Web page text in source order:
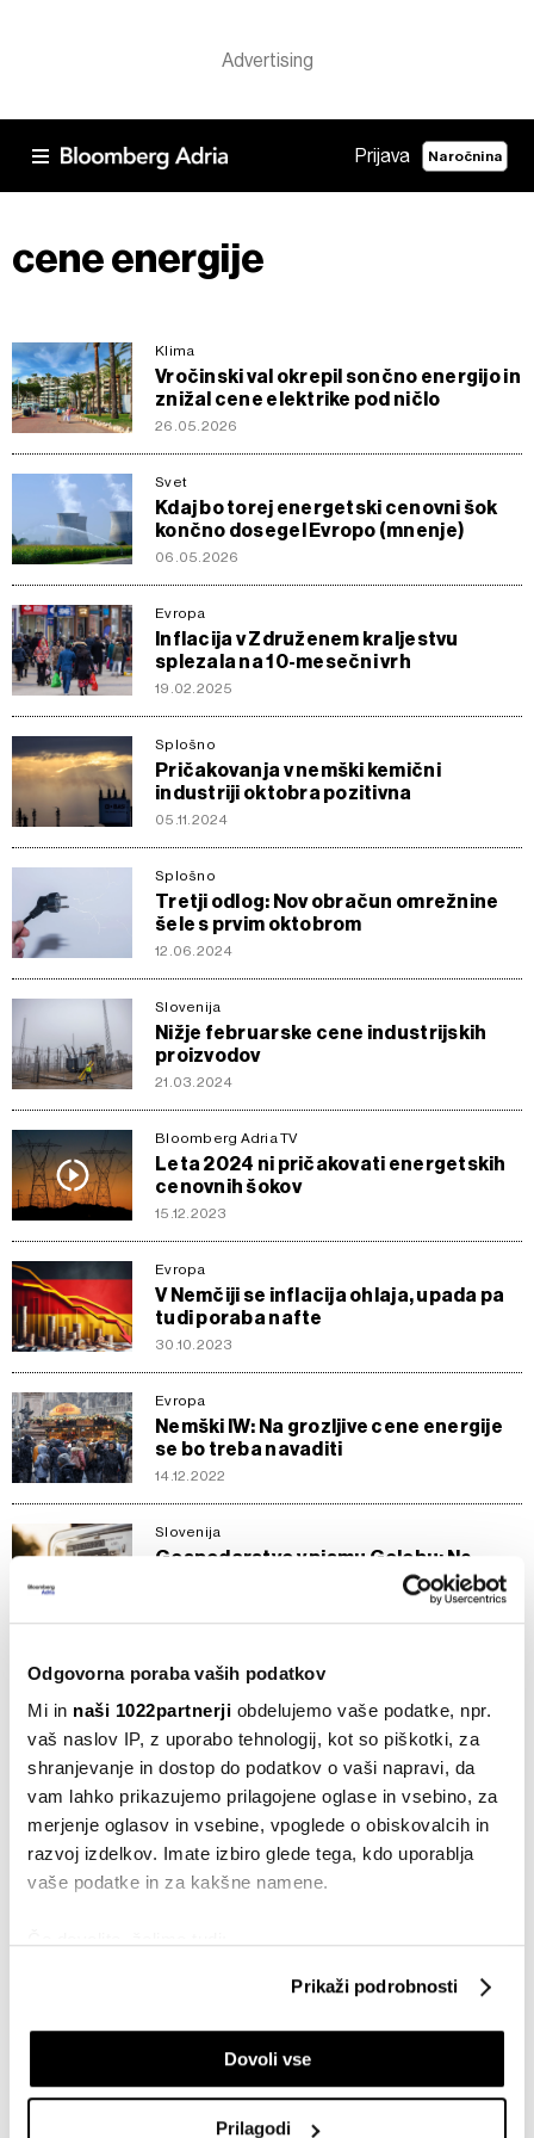
Odgovorna poraba vaših podatkov
Mi in naši 1022partnerji obdelujemo vaše podatke, npr.
vaš naslov IP, z uporabo tehnologij, kot so piškotki, za
shranjevanje in dostop do podatkov o vaši napravi, da
vam lahko prikazujemo prilagojene oglase in vsebino, za
merjenje oglasov in vsebine, vpoglede o obiskovalcih in
razvoj izdelkov. Imate izbiro glede tega, kdo uporablja
vaše podatke in za kakšne namene.
Identificirati napravo z aktivnim preverjanjem
lastnosti (odčitavanje prstnih odtisov)
Poglejte si še, kako se obdelujejo vaši osebni podatki in
nastavite svoje preference vrazdelku o podrobnostih
Prikaži podrobnosti
Dovoli vse
Prilagodi
Prijava Naročnina
cene energije
Klima
Vročinski val okrepil sončno energijo in
znižal cene elektrike pod ničlo
26.05.2026
Svet
Kdaj bo torej energetski cenovni šok
končno dosegel Evropo (mnenje)
06.05.2026
Evropa
Inflacija v Združenem kraljestvu
splezala na 10-mesečni vrh
19.02.2025
Splošno
Pričakovanja v nemški kemični
industriji oktobra pozitivna
05.11.2024
Splošno
Tretji odlog: Nov obračun omrežnine
šele s prvim oktobrom
12.06.2024
Slovenija
Nižje februarske cene industrijskih
proizvodov
21.03.2024
Bloomberg Adria TV
Leta 2024 ni pričakovati energetskih
cenovnih šokov
15.12.2023
Evropa
V Nemčiji se inflacija ohlaja, upada pa
tudi poraba nafte
30.10.2023
Evropa
Nemški IW: Na grozljive cene energije
se bo treba navaditi
14.12.2022
Slovenija
Gospodarstvo v pismu Golobu: Ne
podpiramo modela pomoči za
Cene elektrike in plina v regiji Adria
zrasle manj kot v EU
14.11.2022
Evropa
Evropski računi za energijo dosegajo
rekorde kljub vladnim ukrepom
07.11.2022
Adria
Septembra na Hrvaškem rekordna
inflacija: Rast cen 12,8-odstotna
Japonska avgusta z rekordnim
trgovinskim primanjkljajem